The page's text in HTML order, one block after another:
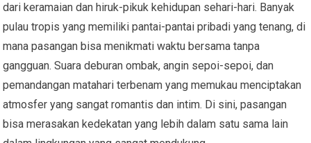
dari keramaian dan hiruk-pikuk kehidupan sehari-hari. Banyak
pulau tropis yang memiliki pantai-pantai pribadi yang tenang, di
mana pasangan bisa menikmati waktu bersama tanpa
gangguan. Suara deburan ombak, angin sepoi-sepoi, dan
pemandangan matahari terbenam yang memukau menciptakan
atmosfer yang sangat romantis dan intim. Di sini, pasangan
bisa merasakan kedekatan yang lebih dalam satu sama lain